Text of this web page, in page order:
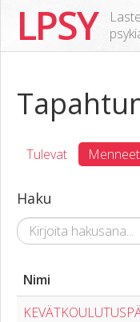
LPSY
Tulevat Menneet
Haku
Nimi